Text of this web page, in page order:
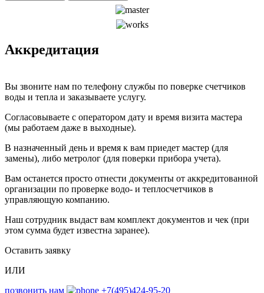
Аккредитация
Вы звоните нам по телефону службы по поверке счетчиков
воды и тепла и заказываете услугу.
Согласовываете с оператором дату и время визита мастера
(мы работаем даже в выходные).
В назначенный день и время к вам приедет мастер (для
замены), либо метролог (для поверки прибора учета).
Вам останется просто отнести документы от аккредитованной
организации по проверке водо- и теплосчетчиков в
управляющую компанию.
Наш сотрудник выдаст вам комплект документов и чек (при
этом сумма будет известна заранее).
Оставить заявку
ИЛИ
позвонить нам
+7(495)424-95-20